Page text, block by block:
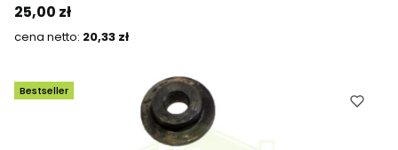
Preis
25,00 zł
Preis
20,33 zł
Bestseller